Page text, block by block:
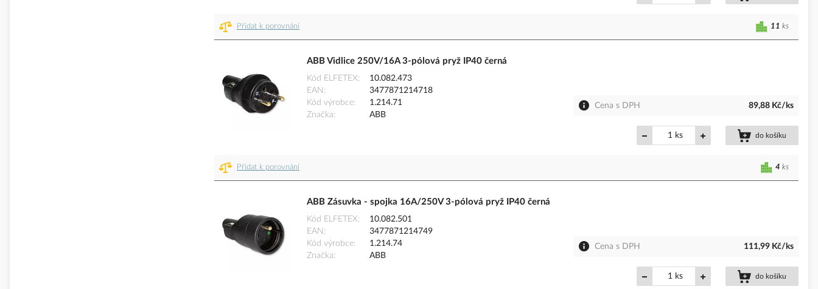
Přidat k porovnání 11 ks
ABB Vidlice 250V/16A 3-pólová pryž IP40 černá
Kód ELFETEX
10.082.473
EAN
3477871214718
Kód výrobce
1.214.71
Značka
ABB
Cena s DPH 89,88 Kč/ks
ks do košíku
Přidat k porovnání 4 ks
ABB Zásuvka - spojka 16A/250V 3-pólová pryž IP40 černá
Kód ELFETEX
10.082.501
EAN
3477871214749
Kód výrobce
1.214.74
Značka
ABB
Cena s DPH 111,99 Kč/ks
ks do košíku